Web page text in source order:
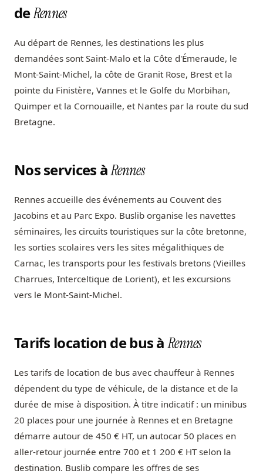
deRennes
Au départ de Rennes, les destinations les plus
demandées sont Saint-Malo et la Côte d'Émeraude, le
Mont-Saint-Michel, la côte de Granit Rose, Brest et la
pointe du Finistère, Vannes et le Golfe du Morbihan,
Quimper et la Cornouaille, et Nantes par la route du sud
Bretagne.
Nos services àRennes
Rennes accueille des événements au Couvent des
Jacobins et au Parc Expo. Buslib organise les navettes
séminaires, les circuits touristiques sur la côte bretonne,
les sorties scolaires vers les sites mégalithiques de
Carnac, les transports pour les festivals bretons (Vieilles
Charrues, Interceltique de Lorient), et les excursions
vers le Mont-Saint-Michel.
Tarifs location de bus àRennes
Les tarifs de location de bus avec chauffeur à Rennes
dépendent du type de véhicule, de la distance et de la
durée de mise à disposition. À titre indicatif : un minibus
20 places pour une journée à Rennes et en Bretagne
démarre autour de 450 € HT, un autocar 50 places en
aller-retour journée entre 700 et 1 200 € HT selon la
destination. Buslib compare les offres de ses